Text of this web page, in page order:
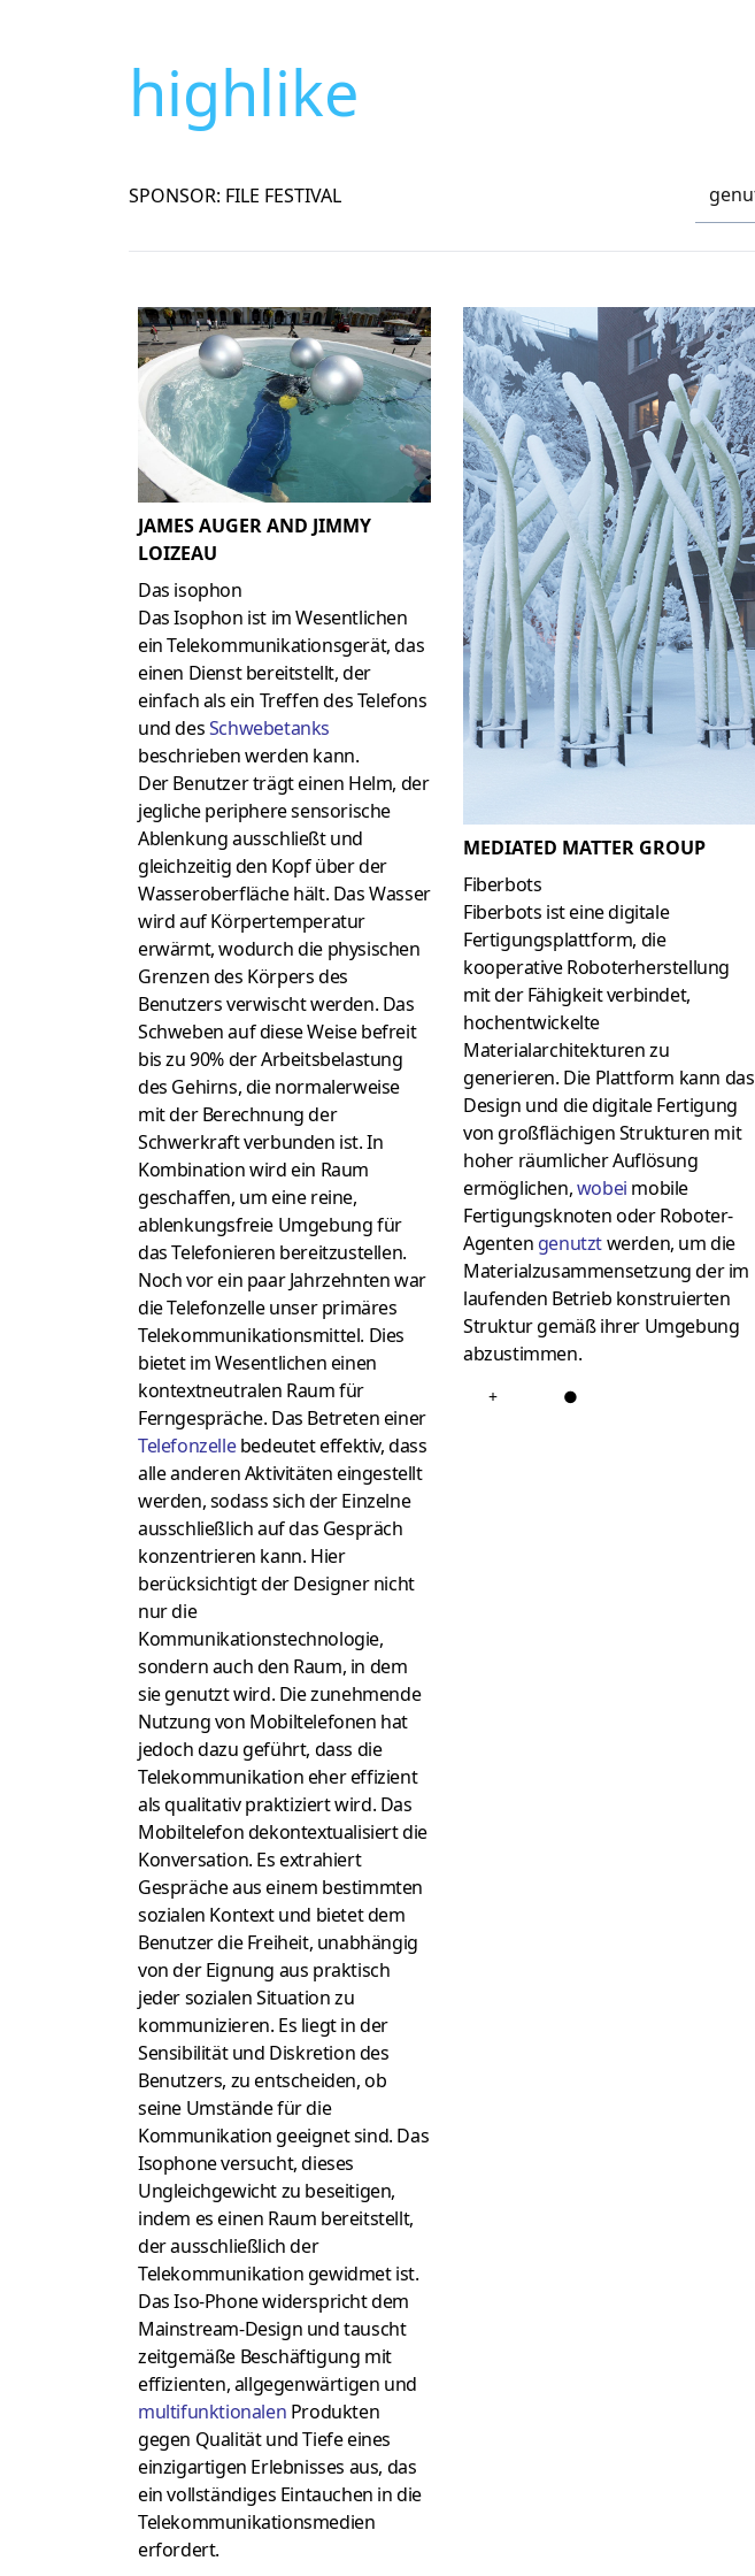
highlike
SPONSOR: FILE FESTIVAL
JAMES AUGER AND JIMMY
LOIZEAU
Das isophon
Das Isophon ist im Wesentlichen
ein Telekommunikationsgerät, das
einen Dienst bereitstellt, der
einfach als ein Treffen des Telefons
und desSchwebetanks
beschrieben werden kann.
Der Benutzer trägt einen Helm, der
jegliche periphere sensorische
Ablenkung ausschließt und
gleichzeitig den Kopf über der
Wasseroberfläche hält. Das Wasser
wird auf Körpertemperatur
erwärmt, wodurch die physischen
Grenzen des Körpers des
Benutzers verwischt werden. Das
Schweben auf diese Weise befreit
bis zu 90% der Arbeitsbelastung
des Gehirns, die normalerweise
mit der Berechnung der
Schwerkraft verbunden ist. In
Kombination wird ein Raum
geschaffen, um eine reine,
ablenkungsfreie Umgebung für
das Telefonieren bereitzustellen.
Noch vor ein paar Jahrzehnten war
die Telefonzelle unser primäres
Telekommunikationsmittel. Dies
bietet im Wesentlichen einen
kontextneutralen Raum für
Ferngespräche. Das Betreten einer
Telefonzellebedeutet effektiv, dass
alle anderen Aktivitäten eingestellt
werden, sodass sich der Einzelne
ausschließlich auf das Gespräch
konzentrieren kann. Hier
berücksichtigt der Designer nicht
nur die
Kommunikationstechnologie,
sondern auch den Raum, in dem
sie genutzt wird. Die zunehmende
Nutzung von Mobiltelefonen hat
jedoch dazu geführt, dass die
Telekommunikation eher effizient
als qualitativ praktiziert wird. Das
Mobiltelefon dekontextualisiert die
Konversation. Es extrahiert
Gespräche aus einem bestimmten
sozialen Kontext und bietet dem
Benutzer die Freiheit, unabhängig
von der Eignung aus praktisch
jeder sozialen Situation zu
kommunizieren. Es liegt in der
Sensibilität und Diskretion des
Benutzers, zu entscheiden, ob
seine Umstände für die
Kommunikation geeignet sind. Das
Isophone versucht, dieses
Ungleichgewicht zu beseitigen,
indem es einen Raum bereitstellt,
der ausschließlich der
Telekommunikation gewidmet ist.
Das Iso-Phone widerspricht dem
Mainstream-Design und tauscht
zeitgemäße Beschäftigung mit
effizienten, allgegenwärtigen und
multifunktionalen Produkten
gegen Qualität und Tiefe eines
einzigartigen Erlebnisses aus, das
ein vollständiges Eintauchen in die
Telekommunikationsmedien
erfordert.
MEDIATED MATTER GROUP
Fiberbots
Fiberbots ist eine digitale
Fertigungsplattform, die
kooperative Roboterherstellung
mit der Fähigkeit verbindet,
hochentwickelte
Materialarchitekturen zu
generieren. Die Plattform kann das
Design und die digitale Fertigung
von großflächigen Strukturen mit
hoher räumlicher Auflösung
ermöglichen,wobei mobile
Fertigungsknoten oder Roboter-
Agenten genutztwerden, um die
Materialzusammensetzung der im
laufenden Betrieb konstruierten
Struktur gemäß ihrer Umgebung
abzustimmen.
+ ●